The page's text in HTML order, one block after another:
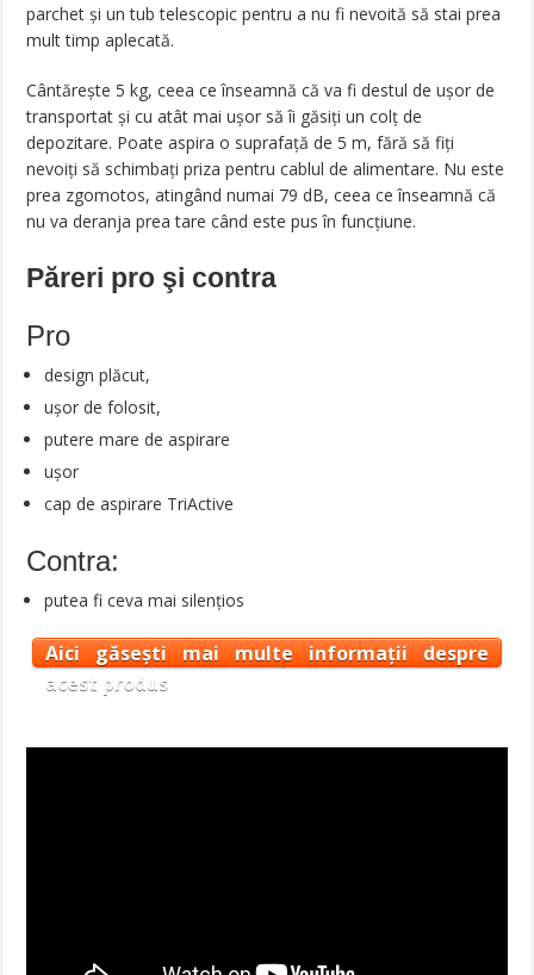
parchet și un tub telescopic pentru a nu fi nevoită să stai prea
mult timp aplecată.
Cântărește 5 kg, ceea ce înseamnă că va fi destul de ușor de
transportat și cu atât mai ușor să îi găsiți un colț de
depozitare. Poate aspira o suprafață de 5 m, fără să fiți
nevoiți să schimbați priza pentru cablul de alimentare. Nu este
prea zgomotos, atingând numai 79 dB, ceea ce înseamnă că
nu va deranja prea tare când este pus în funcțiune.
Păreri pro şi contra
Pro
design plăcut,
ușor de folosit,
putere mare de aspirare
ușor
cap de aspirare TriActive
Contra:
putea fi ceva mai silențios
Aici găsești mai multe informații despre
acest produs